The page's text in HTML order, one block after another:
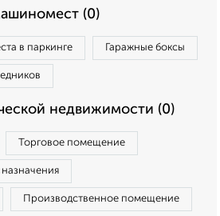
(0)
в паркинге Гаражные боксы
недвижимости (0)
Торговое помещение
Производственное помещение